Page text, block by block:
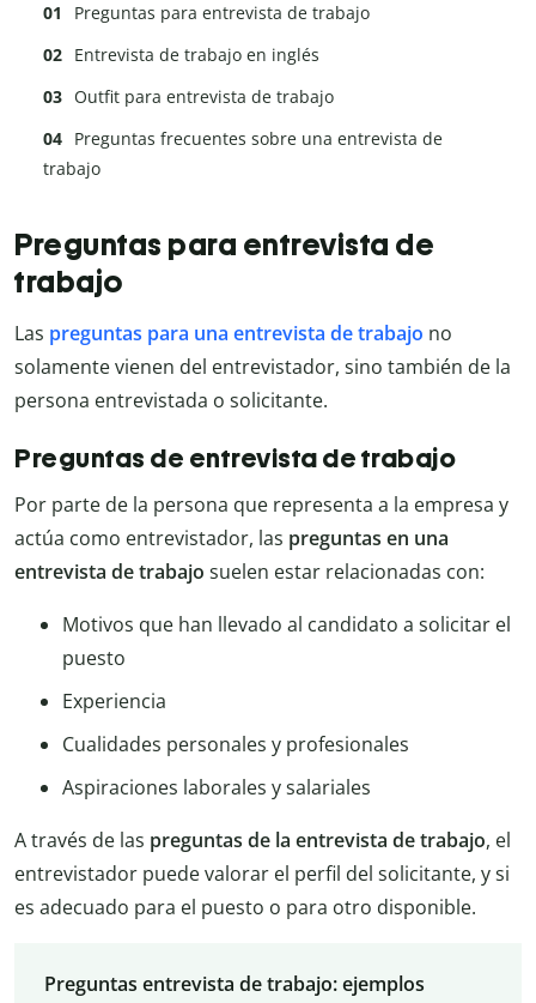
Preguntas para entrevista de trabajo
Entrevista de trabajo en inglés
Outfit para entrevista de trabajo
Preguntas frecuentes sobre una entrevista de
trabajo
Preguntas para entrevista de
trabajo
Las preguntas para una entrevista de trabajo no
solamente vienen del entrevistador, sino también de la
persona entrevistada o solicitante.
Preguntas de entrevista de trabajo
Por parte de la persona que representa a la empresa y
actúa como entrevistador, las preguntas en una
entrevista de trabajo suelen estar relacionadas con:
Motivos que han llevado al candidato a solicitar el
puesto
Experiencia
Cualidades personales y profesionales
Aspiraciones laborales y salariales
A través de las preguntas de la entrevista de trabajo, el
entrevistador puede valorar el perfil del solicitante, y si
es adecuado para el puesto o para otro disponible.
Preguntas entrevista de trabajo: ejemplos